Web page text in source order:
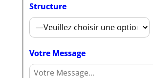
Structure
Votre Message